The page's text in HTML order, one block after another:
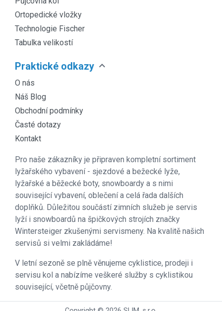
Ortopedické vložky
Technologie Fischer
Tabulka velikostí
Praktické odkazy expand_more
O nás
Náš Blog
Obchodní podmínky
Časté dotazy
Kontakt
Pro naše zákazníky je připraven kompletní sortiment
lyžařského vybavení - sjezdové a bežecké lyže,
lyžařské a běžecké boty, snowboardy a s nimi
související vybavení, oblečení a celá řada dalších
doplňků. Důležitou součástí zimních služeb je servis
lyží i snowboardů na špičkových strojích značky
Wintersteiger zkušenými servismeny. Na kvalitě našich
servisů si velmi zakládáme!
V letní sezoně se plně věnujeme cyklistice, prodeji i
servisu kol a nabízíme veškeré služby s cyklistikou
související, včetně půjčovny.